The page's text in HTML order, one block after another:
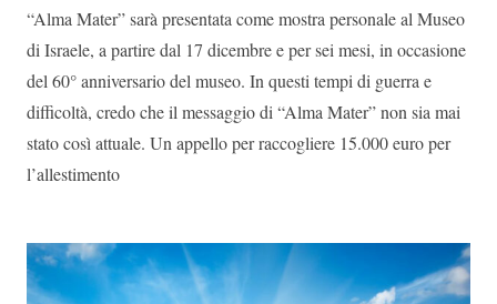
“Alma Mater” sarà presentata come mostra personale al Museo
di Israele, a partire dal 17 dicembre e per sei mesi, in occasione
del 60° anniversario del museo. In questi tempi di guerra e
difficoltà, credo che il messaggio di “Alma Mater” non sia mai
stato così attuale. Un appello per raccogliere 15.000 euro per
l’allestimento